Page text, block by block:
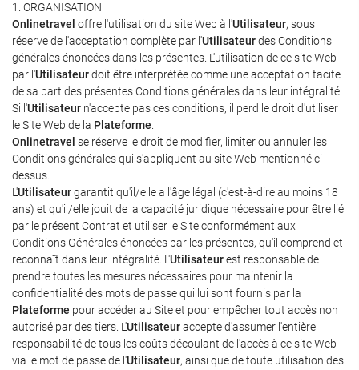
1. ORGANISATION
Onlinetravel offre l'utilisation du site Web à l'Utilisateur, sous
réserve de l'acceptation complète par l'Utilisateurdes Conditions
générales énoncées dans les présentes. L'utilisation de ce site Web
par l'Utilisateurdoit être interprétée comme une acceptation tacite
de sa part des présentes Conditions générales dans leur intégralité.
Si l'Utilisateur n'accepte pas ces conditions, il perd le droit d'utiliser
le Site Web de la Plateforme
Onlinetravel se réserve le droit de modifier, limiter ou annuler les
Conditions générales qui s'appliquent au site Web mentionné ci-
dessus.
L'Utilisateurgarantit qu'il/elle a l'âge légal (c'est-à-dire au moins 18
ans) et qu'il/elle jouit de la capacité juridique nécessaire pour être lié
par le présent Contrat et utiliser le Site conformément aux
Conditions Générales énoncées par les présentes, qu'il comprend et
reconnaît dans leur intégralité. L'Utilisateurest responsable de
prendre toutes les mesures nécessaires pour maintenir la
confidentialité des mots de passe qui lui sont fournis par la
Plateforme pour accéder au Site et pour empêcher tout accès non
autorisé par des tiers. L'Utilisateuraccepte d'assumer l'entière
responsabilité de tous les coûts découlant de l'accès à ce site Web
via le mot de passe de l'Utilisateur, ainsi que de toute utilisation des